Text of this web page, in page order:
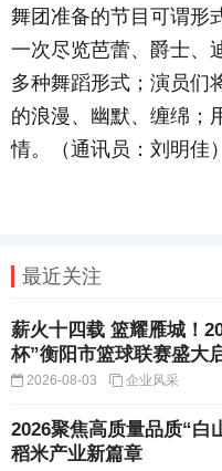
舞团准备的节目可谓形
一次尽览芭蕾、爵士、
多种舞蹈形式；演员们
的浪漫、幽默、缠绵；
情。（通讯员：刘明佳）
最近关注
薪火十四载 篮耀雁城！
杯”衡阳市篮球联赛盛大
2026-08-03 企业风采
2026聚焦高质量品质“白
稻米产业新篇章